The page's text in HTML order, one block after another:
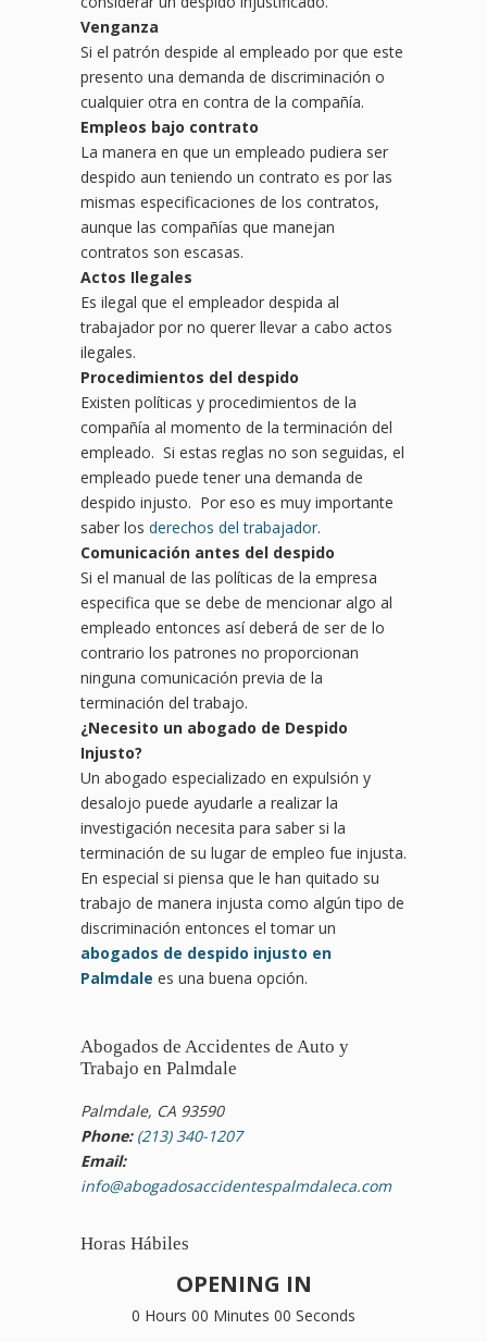
Venganza
Si el patrón despide al empleado por que este
presento una demanda de discriminación o
cualquier otra en contra de la compañía.
Empleos bajo contrato
La manera en que un empleado pudiera ser
despido aun teniendo un contrato es por las
mismas especificaciones de los contratos,
aunque las compañías que manejan
contratos son escasas.
Actos Ilegales
Es ilegal que el empleador despida al
trabajador por no querer llevar a cabo actos
ilegales.
Procedimientos del despido
Existen políticas y procedimientos de la
compañía al momento de la terminación del
empleado. Si estas reglas no son seguidas, el
empleado puede tener una demanda de
despido injusto. Por eso es muy importante
saber los derechos del trabajador.
Comunicación antes del despido
Si el manual de las políticas de la empresa
especifica que se debe de mencionar algo al
empleado entonces así deberá de ser de lo
contrario los patrones no proporcionan
ninguna comunicación previa de la
terminación del trabajo.
¿Necesito un abogado de Despido
Injusto?
Un abogado especializado en expulsión y
desalojo puede ayudarle a realizar la
investigación necesita para saber si la
terminación de su lugar de empleo fue injusta.
En especial si piensa que le han quitado su
trabajo de manera injusta como algún tipo de
discriminación entonces el tomar un
abogados de despido injusto en
Palmdale es una buena opción.
Abogados de Accidentes de Auto y
Trabajo en Palmdale
Palmdale, CA 93590
Phone: (213) 340-1207
Email:
info@abogadosaccidentespalmdaleca.com
Horas Hábiles
OPENING IN
0 Hours 00 Minutes 00 Seconds